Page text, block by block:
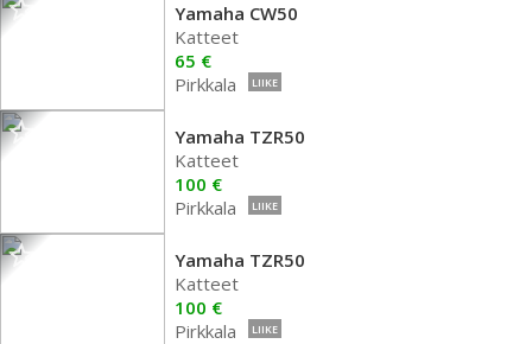
Yamaha CW50
Katteet
65 €
Pirkkala
LIIKE
Yamaha TZR50
Katteet
100 €
Pirkkala
LIIKE
Yamaha TZR50
Katteet
100 €
Pirkkala
LIIKE